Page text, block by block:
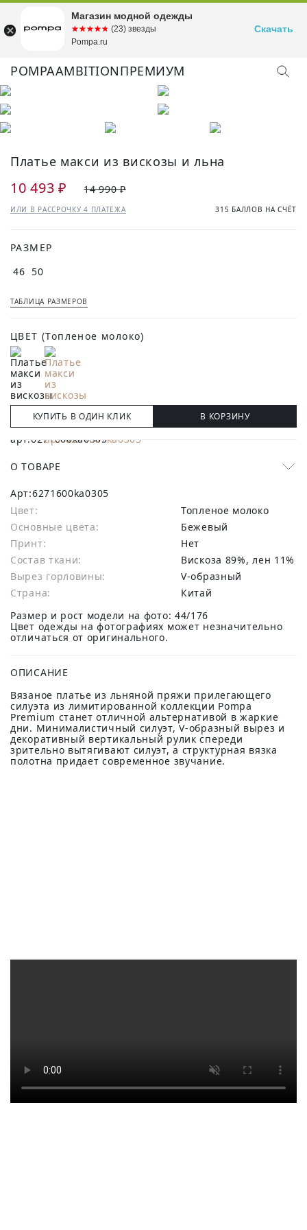
POMPAAMBITIONПРЕМИУМ
Платье макси из вискозы и льна
10 493 ₽ 14 990 ₽
ИЛИ В РАССРОЧКУ 4 ПЛАТЕЖА 315 БАЛЛОВ НА СЧЁТ
РАЗМЕР
46 50
ТАБЛИЦА РАЗМЕРОВ
ЦВЕТ (Топленое молоко)
КУПИТЬ В ОДИН КЛИК В КОРЗИНУ
О ТОВАРЕ
Арт:6271600ka0305
Цвет:
Топленое молоко
Основные цвета:
бежевый
Принт:
Нет
Состав ткани:
вискоза 89%, лен 11%
Вырез горловины:
V-образный
Страна:
Китай
Размер и рост модели на фото: 44/176
Цвет одежды на фотографиях может незначительно
отличаться от оригинального.
ОПИСАНИЕ
Вязаное платье из льняной пряжи прилегающего
силуэта из лимитированной коллекции Pompa
Premium станет отличной альтернативой в жаркие
дни. Минималистичный силуэт, V-образный вырез и
декоративный вертикальный рулик спереди
зрительно вытягивают силуэт, а структурная вязка
полотна придает современное звучание.
Магазин модной одежды
☆☆☆☆☆
★★★★★ (23) звезды
Pompa.ru
Скачать